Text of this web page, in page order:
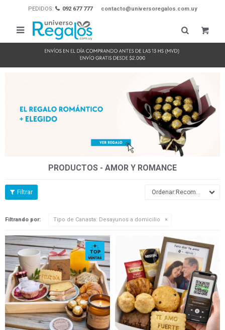
PEDIDOS: 092 677 777 contacto@universoregalos.com.uy

PRODUCTOS - AMOR Y ROMANCE
Recomendados
Filtrando por: Tipo de Canasta: Desayunos a domicilio